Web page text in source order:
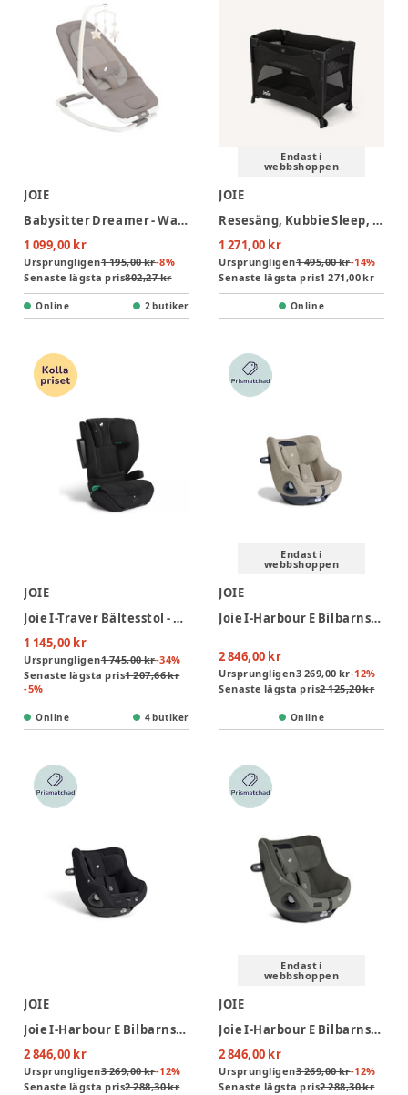
JOIE
Babysitter Dreamer - Walnut
1 099,00 kr
Ursprungligen1 195,00 kr-8%
Senaste lägsta pris802,27 kr
Online 2 butiker
Endast i
webbshoppen
JOIE
Resesäng, Kubbie Sleep, Shale
1 271,00 kr
Ursprungligen1 495,00 kr-14%
Senaste lägsta pris1 271,00 kr
Online
JOIE
Joie I-Traver Bältesstol - Eclipse
1 145,00 kr
Ursprungligen1 745,00 kr-34%
Senaste lägsta pris1 207,66 kr
-5%
Online 4 butiker
Endast i
webbshoppen
JOIE
Joie I-Harbour E Bilbarnstol - Sandstone
2 846,00 kr
Ursprungligen3 269,00 kr-12%
Senaste lägsta pris2 125,20 kr
Online
JOIE
Joie I-Harbour E Bilbarnstol- Eclipse
2 846,00 kr
Ursprungligen3 269,00 kr-12%
Senaste lägsta pris2 288,30 kr
Endast i
webbshoppen
JOIE
Joie I-Harbour E Bilbarnstol - Evergreen
2 846,00 kr
Ursprungligen3 269,00 kr-12%
Senaste lägsta pris2 288,30 kr